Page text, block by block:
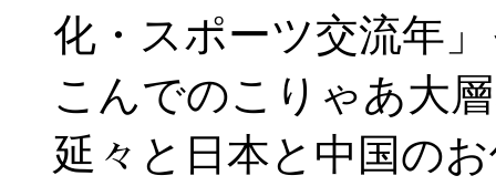
化・スポーツ交流年
こんでのこりゃあ大
延々と日本と中国の